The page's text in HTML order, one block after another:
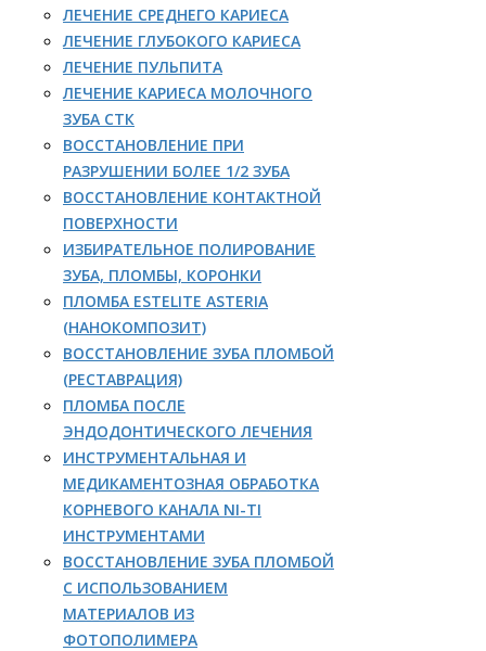
ЛЕЧЕНИЕ СРЕДНЕГО КАРИЕСА
ЛЕЧЕНИЕ ГЛУБОКОГО КАРИЕСА
ЛЕЧЕНИЕ ПУЛЬПИТА
ЛЕЧЕНИЕ КАРИЕСА МОЛОЧНОГО
ЗУБА СТК
ВОССТАНОВЛЕНИЕ ПРИ
РАЗРУШЕНИИ БОЛЕЕ 1/2 ЗУБА
ВОССТАНОВЛЕНИЕ КОНТАКТНОЙ
ПОВЕРХНОСТИ
ИЗБИРАТЕЛЬНОЕ ПОЛИРОВАНИЕ
ЗУБА, ПЛОМБЫ, КОРОНКИ
ПЛОМБА ESTELITE ASTERIA
(НАНОКОМПОЗИТ)
ВОССТАНОВЛЕНИЕ ЗУБА ПЛОМБОЙ
(РЕСТАВРАЦИЯ)
ПЛОМБА ПОСЛЕ
ЭНДОДОНТИЧЕСКОГО ЛЕЧЕНИЯ
ИНСТРУМЕНТАЛЬНАЯ И
МЕДИКАМЕНТОЗНАЯ ОБРАБОТКА
КОРНЕВОГО КАНАЛА NI-TI
ИНСТРУМЕНТАМИ
ВОССТАНОВЛЕНИЕ ЗУБА ПЛОМБОЙ
С ИСПОЛЬЗОВАНИЕМ
МАТЕРИАЛОВ ИЗ
ФОТОПОЛИМЕРА